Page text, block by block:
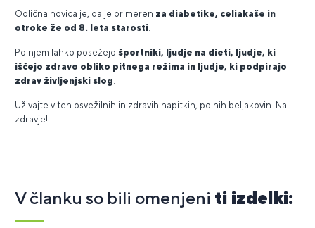
Odlična novica je, da je primeren za diabetike, celiakaše in
otroke že od 8. leta starosti
Po njem lahko posežejo športniki, ljudje na dieti, ljudje, ki
iščejo zdravo obliko pitnega režima in ljudje, ki podpirajo
zdrav življenjski slog
Uživajte v teh osvežilnih in zdravih napitkih, polnih beljakovin. Na
zdravje!
V članku so bili omenjeni ti izdelki: